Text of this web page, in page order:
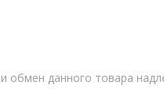
обмен данного товара